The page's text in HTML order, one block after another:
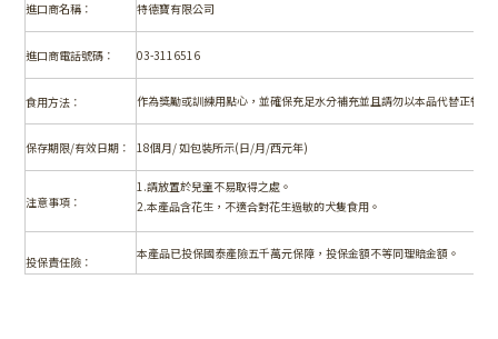
進口商名稱： 特德寶有限公司
進口商電話號碼： 03-3116516
食用方法： 作為獎勵或訓練用點心，並確保充足水分補充並且請勿以本品代替正餐。
保存期限/有效日期： 18個月/ 如包裝所示(日/月/西元年)
注意事項：
1.請放置於兒童不易取得之處。
2.本產品含花生，不適合對花生過敏的犬隻食用。
投保責任險：
本產品已投保國泰產險五千萬元保障，投保金額不等同理賠金額。